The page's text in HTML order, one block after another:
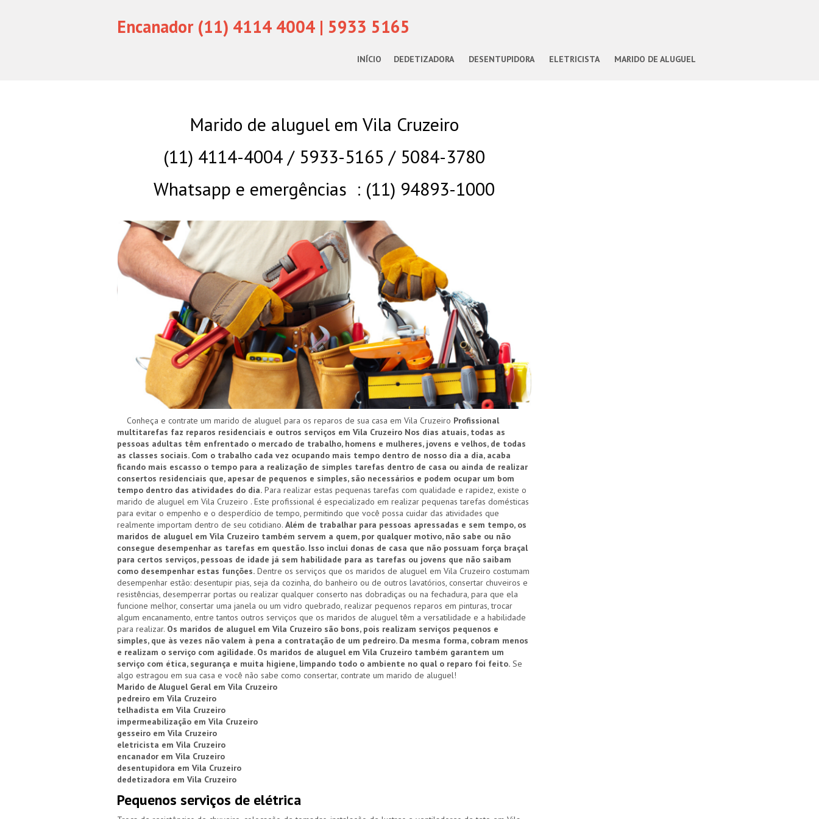
Encanador (11) 4114 4004 | 5933 5165
INÍCIO DEDETIZADORA DESENTUPIDORA ELETRICISTA MARIDO DE ALUGUEL
Marido de aluguel em Vila Cruzeiro
(11) 4114-4004 / 5933-5165 / 5084-3780
Whatsapp e emergências : (11) 94893-1000
Conheça e contrate um marido de aluguel para os reparos de sua casa em Vila Cruzeiro Profissional
multitarefas faz reparos residenciais e outros serviços em Vila Cruzeiro Nos dias atuais, todas as
pessoas adultas têm enfrentado o mercado de trabalho, homens e mulheres, jovens e velhos, de todas
as classes sociais. Com o trabalho cada vez ocupando mais tempo dentro de nosso dia a dia, acaba
ficando mais escasso o tempo para a realização de simples tarefas dentro de casa ou ainda de realizar
consertos residenciais que, apesar de pequenos e simples, são necessários e podem ocupar um bom
tempo dentro das atividades do dia. Para realizar estas pequenas tarefas com qualidade e rapidez, existe o
marido de aluguel em Vila Cruzeiro . Este profissional é especializado em realizar pequenas tarefas domésticas
para evitar o empenho e o desperdício de tempo, permitindo que você possa cuidar das atividades que
realmente importam dentro de seu cotidiano. Além de trabalhar para pessoas apressadas e sem tempo, os
maridos de aluguel em Vila Cruzeiro também servem a quem, por qualquer motivo, não sabe ou não
consegue desempenhar as tarefas em questão. Isso inclui donas de casa que não possuam força braçal
para certos serviços, pessoas de idade já sem habilidade para as tarefas ou jovens que não saibam
como desempenhar estas funções. Dentre os serviços que os maridos de aluguel em Vila Cruzeiro costumam
desempenhar estão: desentupir pias, seja da cozinha, do banheiro ou de outros lavatórios, consertar chuveiros e
resistências, desemperrar portas ou realizar qualquer conserto nas dobradiças ou na fechadura, para que ela
funcione melhor, consertar uma janela ou um vidro quebrado, realizar pequenos reparos em pinturas, trocar
algum encanamento, entre tantos outros serviços que os maridos de aluguel têm a versatilidade e a habilidade
para realizar. Os maridos de aluguel em Vila Cruzeiro são bons, pois realizam serviços pequenos e
simples, que às vezes não valem à pena a contratação de um pedreiro. Da mesma forma, cobram menos
e realizam o serviço com agilidade. Os maridos de aluguel em Vila Cruzeiro também garantem um
serviço com ética, segurança e muita higiene, limpando todo o ambiente no qual o reparo foi feito. Se
algo estragou em sua casa e você não sabe como consertar, contrate um marido de aluguel!
Marido de Aluguel Geral em Vila Cruzeiro
pedreiro em Vila Cruzeiro
telhadista em Vila Cruzeiro
impermeabilização em Vila Cruzeiro
gesseiro em Vila Cruzeiro
eletricista em Vila Cruzeiro
encanador em Vila Cruzeiro
desentupidora em Vila Cruzeiro
dedetizadora em Vila Cruzeiro
Pequenos serviços de elétrica